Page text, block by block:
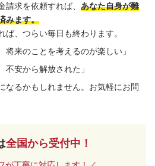
請求を依頼すれば、 あなた自身が難
みます。
ば、つらい毎日も終わります。
将来のことを考えるのが楽しい」
不安から解放された」
なるかもしれません。お気軽にお問
全国から受付中！